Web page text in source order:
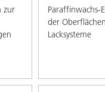
zur
Paraffinwachs-
der
Lacksysteme